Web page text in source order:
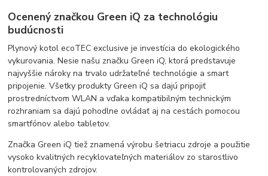
Ocenený značkou Green iQ za technológiu
budúcnosti
Plynový kotol ecoTEC exclusive je investícia do ekologického
vykurovania. Nesie našu značku Green iQ, ktorá predstavuje
najvyššie nároky na trvalo udržateľné technológie a smart
pripojenie. Všetky produkty Green iQ sa dajú pripojiť
prostredníctvom WLAN a vďaka kompatibilným technickým
rozhraniam sa dajú pohodlne ovládať aj na cestách pomocou
smartfónov alebo tabletov.
Značka Green iQ tiež znamená výrobu šetriacu zdroje a použitie
vysoko kvalitných recyklovateľných materiálov zo starostlivo
kontrolovaných zdrojov.